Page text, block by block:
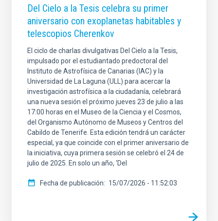
Del Cielo a la Tesis celebra su primer
aniversario con exoplanetas habitables y
telescopios Cherenkov
El ciclo de charlas divulgativas Del Cielo a la Tesis,
impulsado por el estudiantado predoctoral del
Instituto de Astrofísica de Canarias (IAC) y la
Universidad de La Laguna (ULL) para acercar la
investigación astrofísica a la ciudadanía, celebrará
una nueva sesión el próximo jueves 23 de julio a las
17:00 horas en el Museo de la Ciencia y el Cosmos,
del Organismo Autónomo de Museos y Centros del
Cabildo de Tenerife. Esta edición tendrá un carácter
especial, ya que coincide con el primer aniversario de
la iniciativa, cuya primera sesión se celebró el 24 de
julio de 2025. En solo un año, 'Del
Fecha de publicación 15/07/2026 - 11:52:03